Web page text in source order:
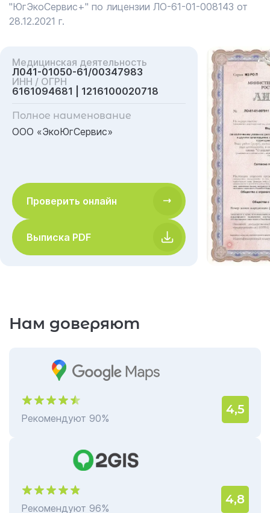
"ЮгЭкоСервис+" по лицензии ЛО-61-01-008143 от
28.12.2021 г.
Медицинская деятельность
Л041-01050-61/00347983
ИНН / ОГРН
6161094681 | 1216100020718
Полное наименование
ООО «ЭкоЮгСервис»
Проверить онлайн
Выписка PDF
Нам доверяют
Рекомендуют 90%
4,5
Рекомендуют 96%
4,8